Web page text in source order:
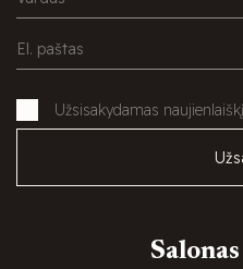
Užsisakydamas